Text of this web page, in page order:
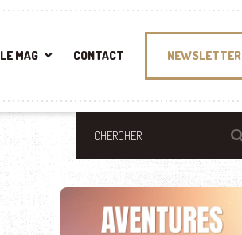
LE MAG CONTACT NEWSLETTER